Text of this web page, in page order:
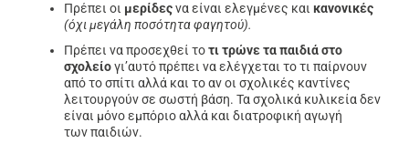
Πρέπει οι μερίδεςνα είναι ελεγμένες και κανονικές
(όχι μεγάλη ποσότητα φαγητού).
Πρέπει να προσεχθεί τοτι τρώνε τα παιδιά στο
σχολείογι’αυτό πρέπει να ελέγχεται το τι παίρνουν
από το σπίτι αλλά και το αν οι σχολικές καντίνες
λειτουργούν σε σωστή βάση. Τα σχολικά κυλικεία δεν
είναι μόνο εμπόριο αλλά και διατροφική αγωγή
των παιδιών.